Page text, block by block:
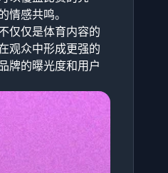
感共鸣。
仅仅是体育内容的
观众中形成更强的
牌的曝光度和用户